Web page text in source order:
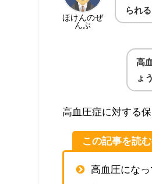
ほけんのぜ
んぶ
られ
高
ょ
高血圧症に対する
この記事を読
高血圧にな